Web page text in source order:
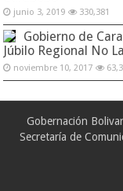
junio 3, 2019 330,381
Gobierno de
Júbilo Regional No
noviembre 10, 2017
Gobernación
Secretaría de